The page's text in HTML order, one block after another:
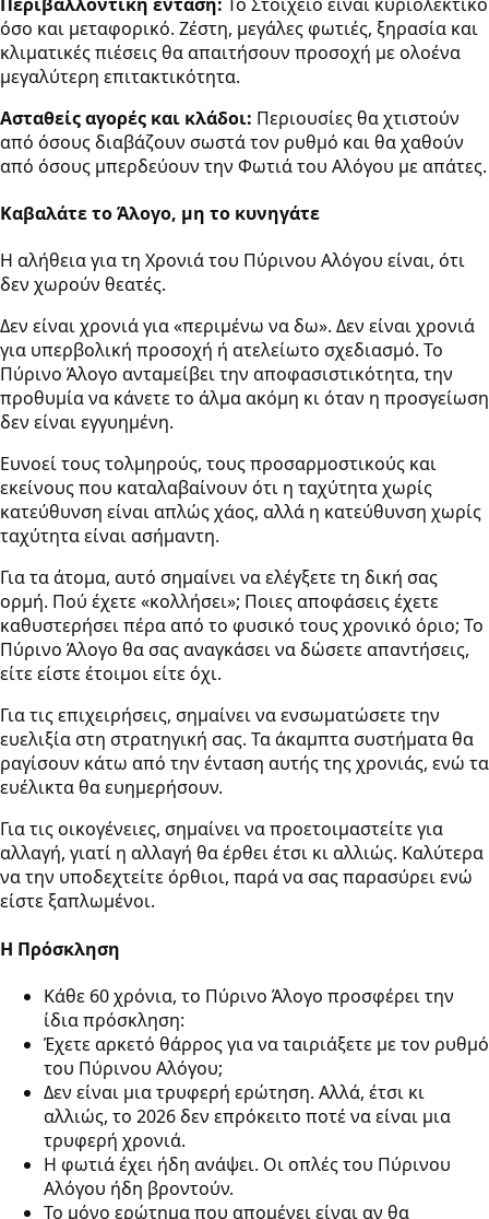
όσο και μεταφορικό. Ζέστη, μεγάλες φωτιές, ξηρασία και
κλιματικές πιέσεις θα απαιτήσουν προσοχή με ολοένα
μεγαλύτερη επιτακτικότητα.
Ασταθείς αγορές και κλάδοι: Περιουσίες θα χτιστούν
από όσους διαβάζουν σωστά τον ρυθμό και θα χαθούν
από όσους μπερδεύουν την Φωτιά του Αλόγου με απάτες.
Καβαλάτε το Άλογο, μη το κυνηγάτε
Η αλήθεια για τη Χρονιά του Πύρινου Αλόγου είναι, ότι
δεν χωρούν θεατές.
Δεν είναι χρονιά για «περιμένω να δω». Δεν είναι χρονιά
για υπερβολική προσοχή ή ατελείωτο σχεδιασμό. Το
Πύρινο Άλογο ανταμείβει την αποφασιστικότητα, την
προθυμία να κάνετε το άλμα ακόμη κι όταν η προσγείωση
δεν είναι εγγυημένη.
Ευνοεί τους τολμηρούς, τους προσαρμοστικούς και
εκείνους που καταλαβαίνουν ότι η ταχύτητα χωρίς
κατεύθυνση είναι απλώς χάος, αλλά η κατεύθυνση χωρίς
ταχύτητα είναι ασήμαντη.
Για τα άτομα, αυτό σημαίνει να ελέγξετε τη δική σας
ορμή. Πού έχετε «κολλήσει»; Ποιες αποφάσεις έχετε
καθυστερήσει πέρα από το φυσικό τους χρονικό όριο; Το
Πύρινο Άλογο θα σας αναγκάσει να δώσετε απαντήσεις,
είτε είστε έτοιμοι είτε όχι.
Για τις επιχειρήσεις, σημαίνει να ενσωματώσετε την
ευελιξία στη στρατηγική σας. Τα άκαμπτα συστήματα θα
ραγίσουν κάτω από την ένταση αυτής της χρονιάς, ενώ τα
ευέλικτα θα ευημερήσουν.
Για τις οικογένειες, σημαίνει να προετοιμαστείτε για
αλλαγή, γιατί η αλλαγή θα έρθει έτσι κι αλλιώς. Καλύτερα
να την υποδεχτείτε όρθιοι, παρά να σας παρασύρει ενώ
είστε ξαπλωμένοι.
Η Πρόσκληση
Κάθε 60 χρόνια, το Πύρινο Άλογο προσφέρει την
ίδια πρόσκληση:
Έχετε αρκετό θάρρος για να ταιριάξετε με τον ρυθμό
του Πύρινου Αλόγου;
Δεν είναι μια τρυφερή ερώτηση. Αλλά, έτσι κι
αλλιώς, το 2026 δεν επρόκειτο ποτέ να είναι μια
τρυφερή χρονιά.
Η φωτιά έχει ήδη ανάψει. Οι οπλές του Πύρινου
Αλόγου ήδη βροντούν.
Το μόνο ερώτημα που απομένει είναι αν θα